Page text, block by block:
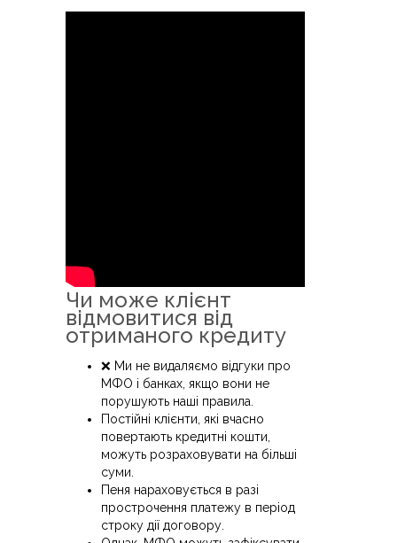
Чи може клієнт
відмовитися від
отриманого кредиту
❌ Ми не видаляємо відгуки про
МФО і банках, якщо вони не
порушують наші правила.
Постійні клієнти, які вчасно
повертають кредитні кошти,
можуть розраховувати на більші
суми.
Пеня нараховується в разі
прострочення платежу в період
строку дії договору.